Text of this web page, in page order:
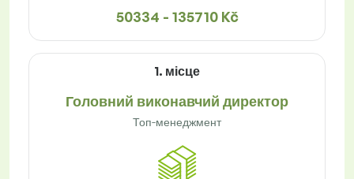
50334 - 135710 Kč
1. місце
Головний виконавчий директор
Топ-менеджмент